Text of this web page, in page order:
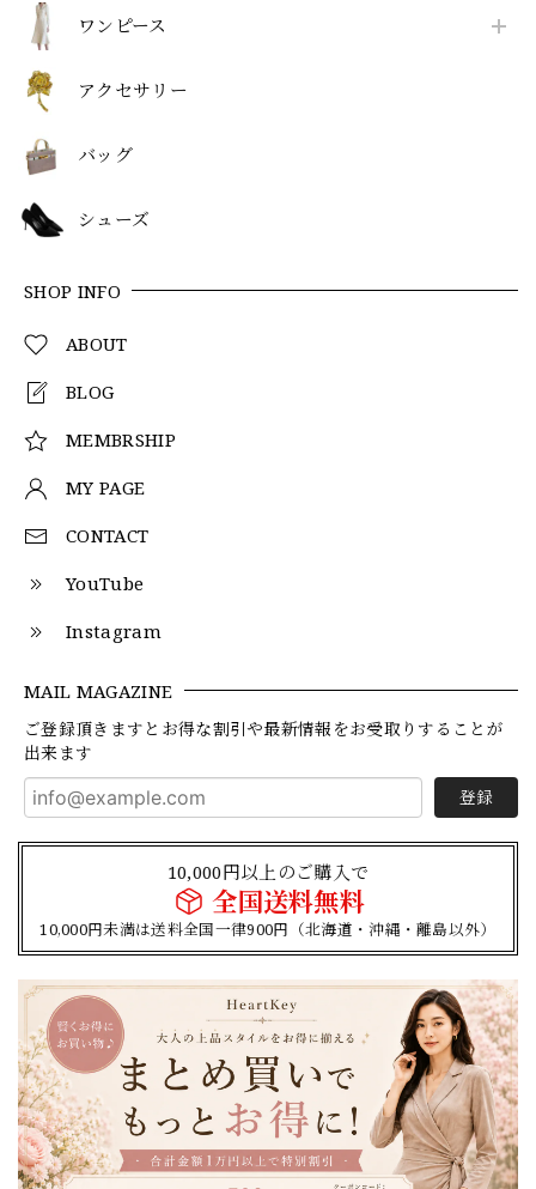
ワンピース
アクセサリー
バッグ
シューズ
SHOP INFO
ABOUT
BLOG
MEMBRSHIP
MY PAGE
CONTACT
YouTube
Instagram
MAIL MAGAZINE
ご登録頂きますとお得な割引や最新情報をお受取りすることが
出来ます
登録
10,000円以上のご購入で
全国送料無料
10,000円未満は送料全国一律900円（北海道・沖縄・離島以外）